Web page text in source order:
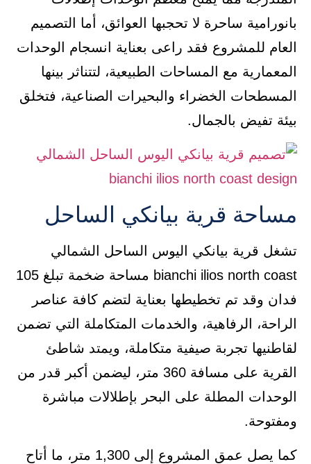
بانورامية ساحرة لا تحجبها العوائق، أما التصميم
العام للمشروع فقد راعى بعناية انسجام الوحدات
المعمارية مع المساحات الطبيعية، لتتناثر بينها
المسطحات الخضراء والبحيرات الصناعية، فتخلق
بيئة تفيض بالجمال.
مساحة قرية بيانكي الساحل
تشغل قرية بيانكي اليوس الساحل الشمالي
bianchi ilios north coast مساحة ضخمة تبلغ 105
فدان وقد تم تخطيطها بعناية لتضم كافة عناصر
الراحة، الرفاهية، والخدمات المتكاملة التي تضمن
لقاطنيها تجربة صيفية متكاملة، ويمتد شاطئ
القرية على مسافة 360 متر، ليضمن أكبر قدر من
الوحدات المطلة على البحر بإطلالات مباشرة
ومفتوحة.
كما يصل عمق المشروع إلى 1,300 متر، ما أتاح